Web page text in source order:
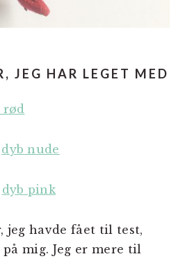
JEG HAR LEGET MED
rød
dyb nude
dyb pink
jeg havde fået til test,
mig. Jeg er mere til